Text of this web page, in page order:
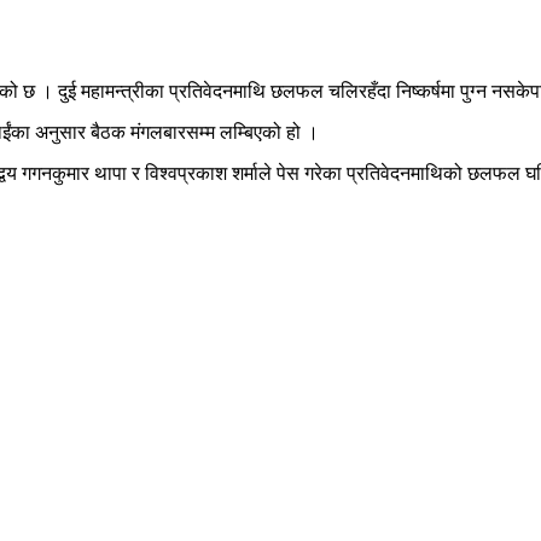
छ । दुई महामन्त्रीका प्रतिवेदनमाथि छलफल चलिरहँदा निष्कर्षमा पुग्न
अनुसार बैठक मंगलबारसम्म लम्बिएको हो ।
गगनकुमार थापा र विश्वप्रकाश शर्माले पेस गरेका प्रतिवेदनमाथिको